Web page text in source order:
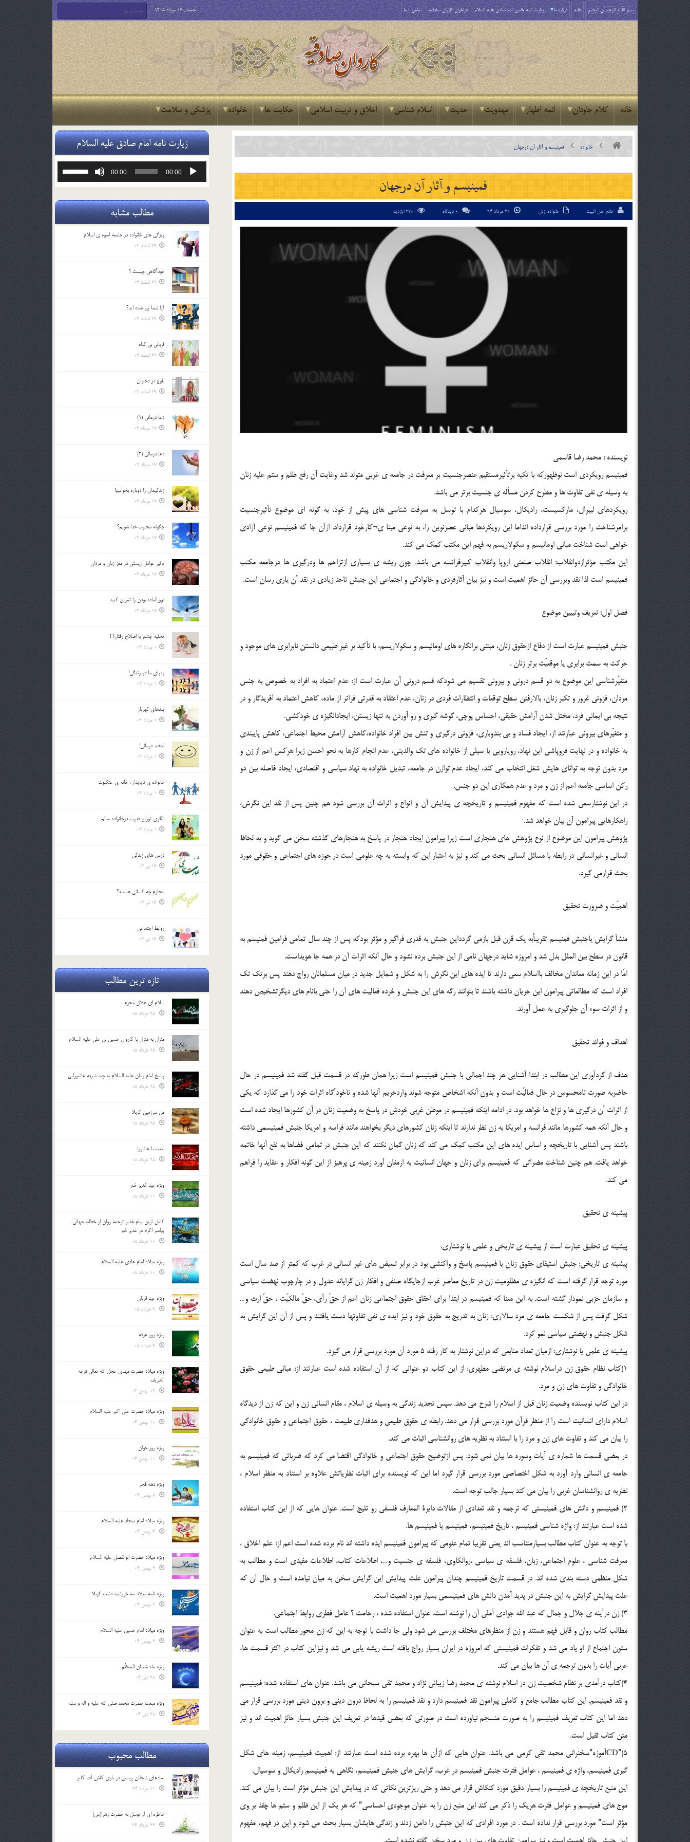
بِسْمِ اللَّـهِ الرَّحْمَـٰنِ الرَّحِيمِ خانه درباره ما زیارت نامه خاص امام صادق علیه السلام فراخوان کاروان صادقیه تماس با ما جمعه , 16 مرداد 1405
خانه کلام جاودان ائمه اطهار مهدویت حدیث اسلام شناسی اخلاق و تربیت اسلامی حکایت ها خانواده پزشکی و سلامت
خانواده فمینیسم و آثار آن درجهان
فمینیسم و آثار آن درجهان
خادم اهل البیت خانواده,زنان 0 دیدگاه
نویسنده : محمد رضا قاسمی
فمینیسم رویکردی است نوظهورکه با تکیه برتأثیرمستقیم عنصرجنسیت بر معرفت در جامعه ی غربی متولد شد وغایت آن رفع ظلم و ستم علیه زنان
به وسیله ی نفی تفاوت ها و مطرح کردن مسأله ی جنسیت برتر می باشد.
رویکردهای لیبرال، مارکسیست، رادیکال، سوسیال هرکدام با توسل به معرفت شناسی های پیش از خود، به گونه ای موضوع تأثیرجنسیت
برامرشناخت را مورد بررسی قرارداده انداما این رویکردها مبانی عصرنوین را، به نوعی مبنا ی¬کارخود قرارداد. ازآن جا که فمینیسم نوعی آزادی
خواهی است شناخت مبانی اومانیسم و سکولاریسم به فهم این مکتب کمک می کند.
این مکتب مؤثرازدوانقلاب: انقلاب صنعتی اروپا وانقلاب کبیرفرانسه می باشد. چون ریشه ی بسیاری ازتزاحم ها ودرگیری ها درجامعه مکتب
فمینیسم است لذا نقد وبررسی آن حائز اهمیت است و نیز بیان آثارفردی و خانوادگی و اجتماعی این جنبش تاحد زیادی در نقد آن یاری رسان است.
فصل اول: تعریف وتبیین موضوع
جنبش فمینیسم عبارت است از دفاع ازحقوق زنان، مبتنی برانگاره های اومانیسم و سکولاریسم، با تأکید بر غیر طبیعی دانستن نابرابری های موجود و
حرکت به سمت برابری یا موقعیّت برتر زنان .
متغیّرشناسی این موضوع به دو قسم درونی و بیرونی تقسیم می شودکه قسم درونی آن عبارت است از: عدم اعتماد به افراد به خصوص به جنس
مردان، فزونی غرور و تکبر زنان، بالارفتن سطح توقعات و انتظارات فردی در زنان، عدم اعتقاد به قدرتی فراتر از ماده، کاهش اعتماد به آفریدگار و در
نتیجه بی ایمانی فرد، مختل شدن آرامش حقیقی، احساس پوچی، گوشه گیری و رو آوردن به تنها زیستن، ایجادانگیزه ی خودکشی.
و متغیّرهای بیرونی عبارتند از، ایجاد فساد و بی بندوباری، فزونی درگیری و تنش بین افراد خانواده،کاهش آرامش محیط اجتماعی، کاهش پایبندی
به خانواده و در نهایت فروپاشی این نهاد، رویارویی با سیلی از خانواده های تک والدینی، عدم انجام کارها به نحو احسن زیرا هرکس اعم از زن و
مرد بدون توجه به توانای هایش شغل انتخاب می کند، ایجاد عدم توازن در جامعه، تبدیل خانواده به نهاد سیاسی و اقتصادی، ایجاد فاصله بین دو
رکن اساسی جامعه اعم از زن و مرد و عدم همکاری این دو جنس.
در این نوشتارسعی شده است که مفهوم فمینیسم و تاریخچه ی پیدایش آن و انواع و اثرات آن بررسی شود هم چنین پس از نقد این نگرش،
راهکارهایی پیرامون آن بیان خواهد شد.
پژوهش پیرامون این موضوع از نوع پژوهش های هنجاری است زیرا پیرامون ایجاد هنجار در پاسخ به هنجارهای گذشته سخن می گوید و به لحاظ
انسانی و غیرانسانی در رابطه با مسائل انسانی بحث می کند و نیز به اعتبار این که وابسته به چه علومی است در حوزه های اجتماعی و حقوقی مورد
بحث قرارمی گیرد.
اهمیّت و ضرورت تحقیق
منشأ گرایش یاجنبش فمنیسم تقریباًبه یک قرن قبل بازمی گردداین جنبش به قدری فراگیر و مؤثر بودکه پس از چند سال تمامی فرامین فمنیسم به
قانون در سطح بین الملل بدل شد و امروزه شاید درجهان نامی از این جنبش برده نشود و حال آنکه اثرات آن در همه جا هویداست.
امّا در این زمانه معاندان مخالف بااسلام سعی دارند تا ایده های این نگرش را به شکل و شمایل جدید در میان مسلمانان رواج دهند پس برتک تک
افراد است که مطالعاتی پیرامون این جریان داشته باشند تا بتوانند رگه های این جنبش و خرده فعالیت های آن را حتی بانام های دیگرتشخیص دهند
و از اثرات سوء آن جلوگیری به عمل آورند.
اهداف و فوائد تحقیق
هدف از گردآوری این مطالب در ابتدا آشنایی هر چند اجمالی با جنبش فمینیسم است زیرا همان طورکه در قسمت قبل گفته شد فمینیسم در حال
حاضربه صورت نامحسوس در حال فعالیّت است و بدون آنکه اشخاص متوجه شوند واردحریم آنها شده و ناخودآگاه اثرات خود را می گذارد که یکی
از اثرات آن درگیری ها و نزاع ها خواهد بود. در ادامه اینکه فمینیسم در موطن غربی خودش در پاسخ به وضعیت زنان در آن کشورها ایجاد شده است
و حال آنکه همه کشورها مانند فرانسه و امریکا به زن نظر ندارند تا اینکه زنان کشورهای دیگر بخواهند مانند فراسه و امریکا جنبش فمینیسمی داشته
باشند پس آشنایی با تاریخچه و اساس ایده های این مکتب کمک می کند که زنان گمان نکنند که این جنبش در تمامی فضاها به نفع آنها خاتمه
خواهد یافت. هم چنین شناخت مضراتی که فمینیسم برای زنان و جهان انسانیت به ارمغان آورد زمینه ی پرهیز از این گونه افکار و عقاید را فراهم
می کند.
پیشینه ی تحقیق
پیشینه ی تحقیق عبارت است از پیشینه ی تاریخی و علمی یا نوشتاری.
پیشینه ی تاریخی: جنبش استیفای حقوق زنان یا فمینیسم پاسخ و واکنشی بود در برابر تبعیض های غیر انسانی در غرب که کمتر از صد سال است
مورد توجه قرار گرفته است که انگیزه ی مظلومیت زن در تاریخ معاصر غرب ازجایگاه صنفی و افکار زن گرایانه عدول و در چارچوب نهضت سیاسی
و سازمان حزبی نمودار گشته است. به این معنا که فمینیسم در ابتدا برای احقاق حقوق اجتماعی زنان اعم از حقّ رأی، حقّ مالکیّت ، حقّ ارث و…
شکل گرفت پس از شکست جامعه ی مرد سالاری: زنان به تدریج به حقوق خود و نیز ایده ی نفی تفاوتها دست یافتند و پس از آن این گرایش به
شکل جنبش و نهضتی سیاسی نمو کرد.
پیشینه ی علمی یا نوشتاری: ازمیان تعداد منابعی که دراین نوشتار به کار رفته 5 مورد آن مورد بررسی قرار می گیرد.
1)کتاب نظام حقوق زن دراسلام نوشته ی مرتضی مطهری: از این کتاب دو عنوانی که از آن استفاده شده است عبارتند از: مبانی طبیعی حقوق
خانوادگی و تفاوت های زن و مرد.
در این کتاب نویسنده وضعیت زنان قبل از اسلام را شرح می دهد. سپس تجدید زندگی به وسیله ی اسلام ، مقام انسانی زن و این که زن از دیدگاه
اسلام دارای انسانیت است را از منظر قرآن مورد بررسی قرار می دهد. رابطه ی حقوق طبیعی و هدفداری طبیعت ، حقوق اجتماعی و حقوق خانوادگی
را بیان می کند و تفاوت های زن و مرد را با استناد به نظریه های روانشناسی اثبات می کند.
در بعضی قسمت ها شماره ی آیات وسوره ها بیان نمی شود. پس ازتوضیح حقوق اجتماعی و خانوادگی اقتضا می کرد که ضرباتی که فمینیسم به
جامعه ی انسانی وارد آورد به شکل اختصاصی مورد بررسی قرار گیرد اما این که نویسنده برای اثبات نظریاتش علاوه بر استناد به منظر اسلام ،
نظریه ی روانشناسان غربی را بیان می کند بسیار جالب توجه است.
2) فمینیسم و دانش های فمینیستی که ترجمه و نقد تعدادی از مقالات دایرة المعارف فلسفی رو تلیج است. عنوان هایی که از این کتاب استفاده
شده است عبارتند از: واژه شناسی فمینیسم ، تاریخ فمینیسم، فمینیسم یا فمینیسم ها.
با توجه به عنوان کتاب مطالب بسیارمتناسب اند یعنی تقریبا تمام علومی که پیرامون فمینیسم ایده داشته اند نام برده شده است اعم از: علم اخلاق ،
معرفت شناسی ، علوم اجتماعی، زبان، فلسفه ی سیاسی ،روانکاوی، فلسفه ی جنسیت و…، اطلاعات کتاب، اطلاعات مفیدی است و مطالب به
شکل منظمی دسته بندی شده اند. در قسمت تاریخ فمینیسم چندان پیرامون علت پیدایش این گرایش سخن به میان نیامده است و حال آن که
علت پیدایش گرایش به این جنبش در پدید آمدن دانش های فمینیسمی بسیار مورد اهمیت است.
3) زن درآینه ی جلال و جمال که عبد الله جوادی آملی آن را نوشته است. عنوان استفاده شده ، رحامت ؟ عامل فطری روابط اجتماعی.
مطالب کتاب روان و قابل فهم هستند و زن از منظرهای مختلف بررسی می شود ولی جا داشت با توجه به این که زن محور مطالب است به عنوان
ستون اجتماع از او یاد می شد و تفکرات فمینیستی که امروزه در ایران بسیار رواج یافته است ریشه یابی می شد و نیزاین کتاب در اکثر قسمت ها،
عربی آیات را بدون ترجمه ی آن ها بیان می کند.
4)کتاب درآمدی بر نظام شخصیت زن در اسلام نوشته ی محمد رضا زیبائی نژاد و محمد تقی سبحانی می باشد. عنوان های استفاده شده: فمینیسم
و نقد فمینیسم. این کتاب مطالب جامع و کاملی پیرامون نقد فمینیسم دارد و نقد فمینیسم را به لحاظ درون دینی و برون دینی مورد بررسی قرار می
دهد اما این کتاب تعریف فمینیسم را به صورت منسجم نیاورده است در صورتی که بعضی قیدها در تعریف این جنبش بسیار حائز اهمیت اند و نیز
متن کتاب ثقیل است.
5)”CDآموزه”سخنرانی محمد تقی کرمی می باشد. عنوان هایی که ازآن ها بهره برده شده است عبارتند از: اهمیت فمینیسم، زمینه های شکل
گیری فمینیسم، واژه ی فمینیسم ، عوامل فترت جنبش فمینیسم در غرب، گرایش های جنبش فمینیسم، نگاهی به فمینیسم رادیکال و سوسیال.
این منبع تاریخچه ی فمینیسم را بسیار دقیق مورد کنکاش قرار می دهد و حتی ریزترین نکاتی که در پیدایش این جنبش مؤثر است را بیان می کند.
موج های فمینیسم و عوامل فترت هریک را ذکر می کند این منبع زن را به عنوان موجودی احساسی” که هر یک از این ظلم و ستم ها چقد بر وی
مؤثر است” مورد بررسی قرار نداده است . در مورد افرادی که این جنبش را دامن زدند و زندگی هایشان بسیار بحث می شود و این در فهم، مفهوم
زیارت نامه امام صادق علیه السلام
پخش‌کننده
00:00
00:00
یا
صدا
کلیدهای
مطالب مشابه
ويژگي هاي خانواده در جامعه اسوه ي اسلام
29 اسفند 03
خودآگاهى چيست ؟
29 اسفند 03
آیا شما پیر شده اید؟
29 اسفند 03
قرباني بي گناه
29 اسفند 03
بلوغ در دختران
29 اسفند 03
دعا درمانی (1)
17 مرداد 03
دعا درمانی (2)
17 مرداد 03
زندگيمان را دوباره بخوانيم!
17 مرداد 03
چگونه محبوب خدا شويم؟
17 مرداد 03
تاثیر عوامل زيستي در مغز زنان و مردان
17 مرداد 03
فوق‌العاده بودن را تمرين كنيد
17 مرداد 03
تخليه چشم يا اصلاح رفتار؟ !
1 مرداد 03
ردپاى ما در زندگى!
1 مرداد 03
پندهاي گهربار
1 مرداد 03
لبخند درمانى!
1 مرداد 03
خانواده ي ناپايدار ، خانه ي عنکبوت
1 مرداد 03
الگوي توزيع قدرت درخانواده سالم
1 مرداد 03
درس هاي زندگي
16 تیر 03
محارم چه کساني هستند؟
16 تیر 03
روابط اجتماعي
16 تیر 03
تازه ترین مطالب
سلام ای هلال محرم
منزل به منزل با کاروان حسین بن علی علیه السلام
پاسخ امام زمان علیه السلام به چند شبهه عاشورایی
من سرزمین کربلا
بیعت با عاشورا
ویژه عید غدیر خم
کامل ترین پیام غدیر ترجمه روان از خطابه جهانی
پیامبر اکرم در غدیر خم
ویژه میلاد امام هادی علیه السلام
ویژه عید قربان
ویژه روز عرفه
ویژه میلاد حضرت مهدی عجل الله تعالی فرجه
الشريف
ویژه میلاد حضرت علی اکبر علیه السلام
ویژه روز جوان
ویژه دهه فجر
ویژه میلاد امام سجاد علیه السلام
ویژه میلاد حضرت ابوالفضل علیه السلام
ویژه نامه میلاد سه خورشید دشت کربلا
ویژه میلاد امام حسین علیه السلام
ویژه ماه شعبان المعظّم
ویژه مبعث حضرت محمد صلی الله علیه و اله و سلم
مطالب محبوب
نمادهای شیطان پرستی در بازی کلش آف کلنز
خاطره ای از توسل به حضرت زهرا(س)